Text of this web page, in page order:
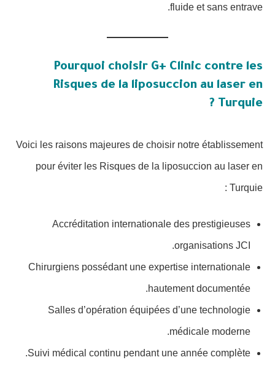
fluide et sans entrave.
Pourquoi choisir G+ Clinic contre les
Risques de la liposuccion au laser en
Turquie ?
Voici les raisons majeures de choisir notre établissement
pour éviter les Risques de la liposuccion au laser en
Turquie :
Accréditation internationale des prestigieuses
organisations JCI.
Chirurgiens possédant une expertise internationale
hautement documentée.
Salles d’opération équipées d’une technologie
médicale moderne.
Suivi médical continu pendant une année complète.